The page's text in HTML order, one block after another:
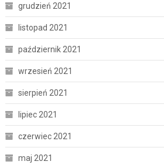
grudzień 2021
listopad 2021
październik 2021
wrzesień 2021
sierpień 2021
lipiec 2021
czerwiec 2021
maj 2021